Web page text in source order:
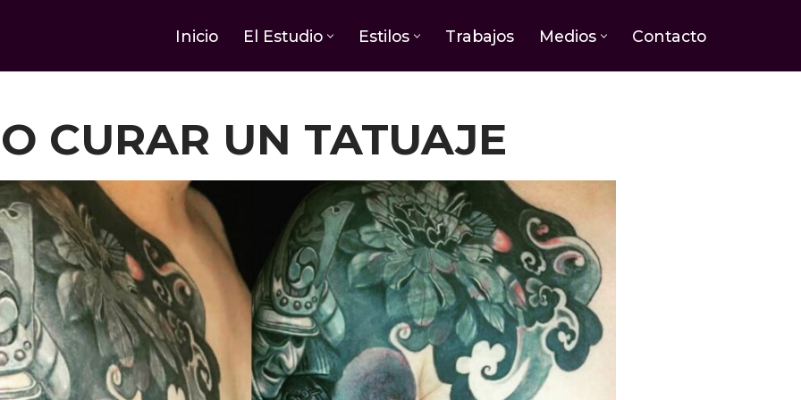
Inicio El Estudio Estilos Trabajos Medios Contacto
CURAR UN TATUAJE